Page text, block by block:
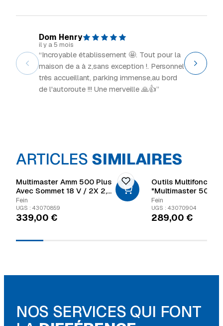
Dom Henry
il y a 5 mois
“Incroyable établissement 🤩. Tout pour la
maison de a à z,sans exception !. Personnel
très accueillant, parking immense,au bord
de l'autoroute !!! Une merveille 🙏👍”
“Grand
ARTICLES SIMILAIRES
Multimaster Amm 500 Plus
Avec Sommet 18 V / 2X 2,0
Ah + Chargeur Dans L’étui
Fein
UGS : 43070859
339,00 €
Outils
"Multimaster 500"
Pièces
Fein
UGS : 43070904
289,00 €
NOS SERVICES QUI FONT